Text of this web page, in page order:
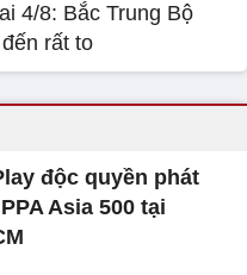
4/8: Bắc Trung Bộ
rất to
độc quyền phát
Asia 500 tại